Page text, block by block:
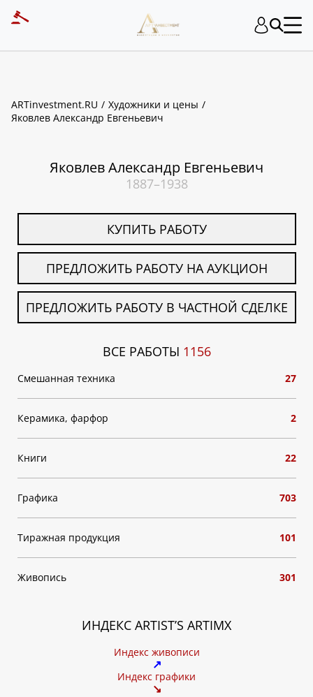
ARTinvestment.RU
Художники и цены
Яковлев Александр Евгеньевич
Яковлев Александр Евгеньевич
1887–1938
КУПИТЬ РАБОТУ
ПРЕДЛОЖИТЬ РАБОТУ НА АУКЦИОН
ПРЕДЛОЖИТЬ РАБОТУ В ЧАСТНОЙ СДЕЛКЕ
ВСЕ РАБОТЫ 1156
Смешанная техника 27
Керамика, фарфор 2
Книги 22
Графика 703
Тиражная продукция 101
Живопись 301
ИНДЕКС ARTIST’S ARTIMX
Индекс живописи
↗
Индекс графики
↘